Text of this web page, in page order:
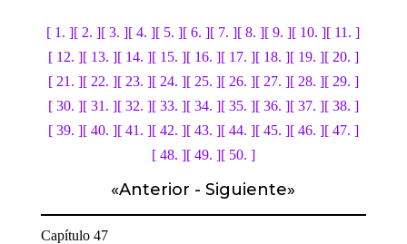
[ 1. ][ 2. ][ 3. ][ 4. ][ 5. ][ 6. ][ 7. ][ 8. ][ 9. ][ 10. ][ 11. ]
[ 12. ][ 13. ][ 14. ][ 15. ][ 16. ][ 17. ][ 18. ][ 19. ][ 20. ]
[ 21. ][ 22. ][ 23. ][ 24. ][ 25. ][ 26. ][ 27. ][ 28. ][ 29. ]
[ 30. ][ 31. ][ 32. ][ 33. ][ 34. ][ 35. ][ 36. ][ 37. ][ 38. ]
[ 39. ][ 40. ][ 41. ][ 42. ][ 43. ][ 44. ][ 45. ][ 46. ][ 47. ]
[ 48. ][ 49. ][ 50. ]
«Anterior -Siguiente»
Capítulo 47